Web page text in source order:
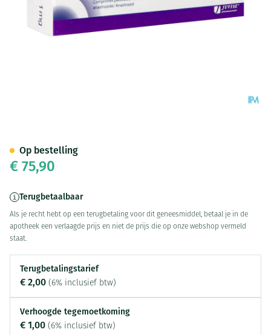
€ 75,90
Terugbetaalbaar
Als je recht hebt op een terugbetaling voor dit geneesmiddel, betaal je in de
apotheek een verlaagde prijs en niet de prijs die op onze webshop vermeld
staat.
Terugbetalingstarief
€ 2,00 (6% inclusief btw)
Verhoogde tegemoetkoming
€ 1,00 (6% inclusief btw)
Op bestelling